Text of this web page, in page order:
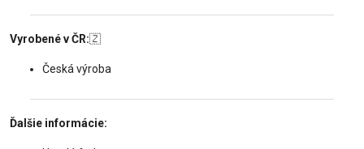
Vyrobené v ČR:🇿
Česká výroba
Ďalšie informácie: